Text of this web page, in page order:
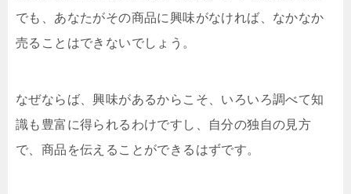
でも、あなたがその商品に興味がなければ、なかなか
売ることはできないでしょう。
なぜならば、興味があるからこそ、いろいろ調べて知
識も豊富に得られるわけですし、自分の独自の見方
で、商品を伝えることができるはずです。